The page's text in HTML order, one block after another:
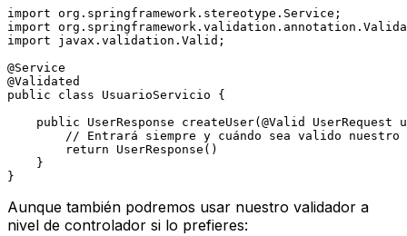
import
import
import javax.validation.Valid;
@Service
@Validated
public
class UsuarioServicio {
public UserResponse createUser( @Valid
UserRequest
// Entrará siempre y cuándo sea valido nuestro
return UserResponse()
    }
Aunque también podremos usar nuestro validador a
nivel de controlador si lo prefieres: